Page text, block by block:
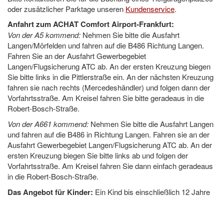
oder zusätzlicher Parktage unseren Kundenservice.
Anfahrt zum ACHAT Comfort Airport-Frankfurt:
Von der A5 kommend: Nehmen Sie bitte die Ausfahrt
Langen/Mörfelden und fahren auf die B486 Richtung Langen.
Fahren Sie an der Ausfahrt Gewerbegebiet
Langen/Flugsicherung ATC ab. An der ersten Kreuzung biegen
Sie bitte links in die Pittlerstraße ein. An der nächsten Kreuzung
fahren sie nach rechts (Mercedeshändler) und folgen dann der
Vorfahrtsstraße. Am Kreisel fahren Sie bitte geradeaus in die
Robert-Bosch-Straße.
Von der A661 kommend: Nehmen Sie bitte die Ausfahrt Langen
und fahren auf die B486 in Richtung Langen. Fahren sie an der
Ausfahrt Gewerbegebiet Langen/Flugsicherung ATC ab. An der
ersten Kreuzung biegen Sie bitte links ab und folgen der
Vorfahrtsstraße. Am Kreisel fahren Sie dann einfach geradeaus
in die Robert-Bosch-Straße.
Das Angebot für Kinder: Ein Kind bis einschließlich 12 Jahre